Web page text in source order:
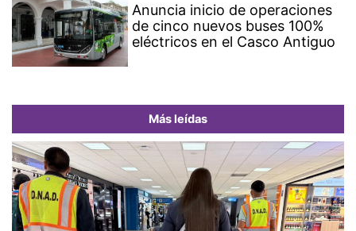
Anuncia inicio de operaciones
de cinco nuevos buses 100%
eléctricos en el Casco Antiguo
Más leídas